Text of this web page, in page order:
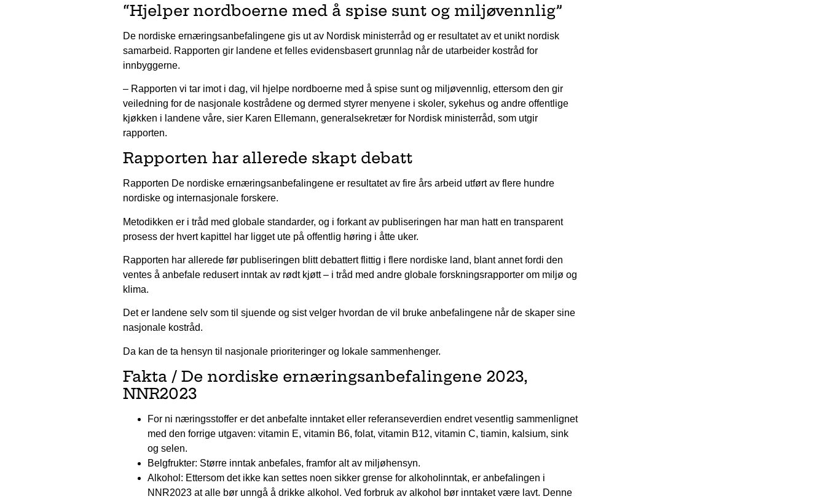
“Hjelper nordboerne med å spise sunt og miljøvennlig”
De nordiske ernæringsanbefalingene gis ut av Nordisk ministerråd og er resultatet av et unikt nordisk
samarbeid. Rapporten gir landene et felles evidensbasert grunnlag når de utarbeider kostråd for
innbyggerne.
– Rapporten vi tar imot i dag, vil hjelpe nordboerne med å spise sunt og miljøvennlig, ettersom den gir
veiledning for de nasjonale kostrådene og dermed styrer menyene i skoler, sykehus og andre offentlige
kjøkken i landene våre, sier Karen Ellemann, generalsekretær for Nordisk ministerråd, som utgir
rapporten.
Rapporten har allerede skapt debatt
Rapporten De nordiske ernæringsanbefalingene er resultatet av fire års arbeid utført av flere hundre
nordiske og internasjonale forskere.
Metodikken er i tråd med globale standarder, og i forkant av publiseringen har man hatt en transparent
prosess der hvert kapittel har ligget ute på offentlig høring i åtte uker.
Rapporten har allerede før publiseringen blitt debattert flittig i flere nordiske land, blant annet fordi den
ventes å anbefale redusert inntak av rødt kjøtt – i tråd med andre globale forskningsrapporter om miljø og
klima.
Det er landene selv som til sjuende og sist velger hvordan de vil bruke anbefalingene når de skaper sine
nasjonale kostråd.
Da kan de ta hensyn til nasjonale prioriteringer og lokale sammenhenger.
Fakta / De nordiske ernæringsanbefalingene 2023,
NNR2023
For ni næringsstoffer er det anbefalte inntaket eller referanseverdien endret vesentlig sammenlignet
med den forrige utgaven: vitamin E, vitamin B6, folat, vitamin B12, vitamin C, tiamin, kalsium, sink
og selen.
Belgfrukter: Større inntak anbefales, framfor alt av miljøhensyn.
Alkohol: Ettersom det ikke kan settes noen sikker grense for alkoholinntak, er anbefalingen i
NNR2023 at alle bør unngå å drikke alkohol. Ved forbruk av alkohol bør inntaket være lavt. Denne